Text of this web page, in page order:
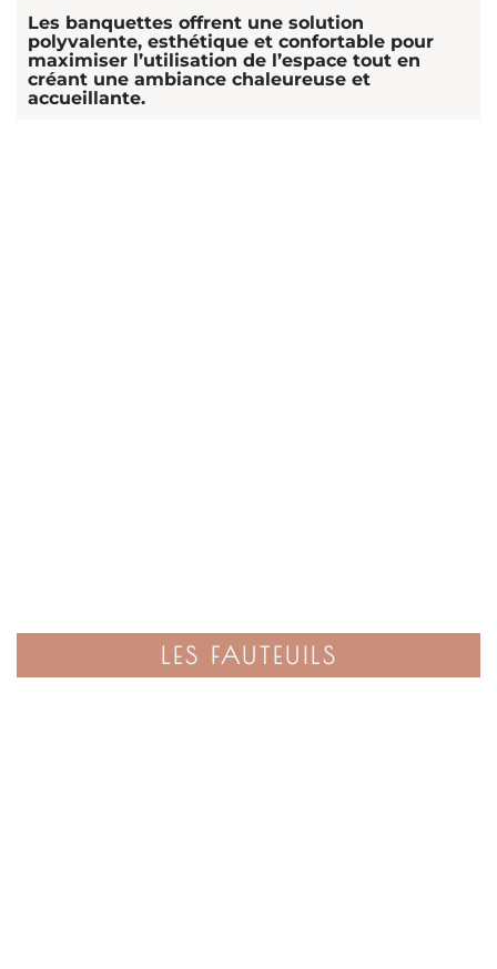
Les banquettes offrent une solution
polyvalente, esthétique et confortable pour
maximiser l’utilisation de l’espace tout en
créant une ambiance chaleureuse et
accueillante.
LES FAUTEUILS